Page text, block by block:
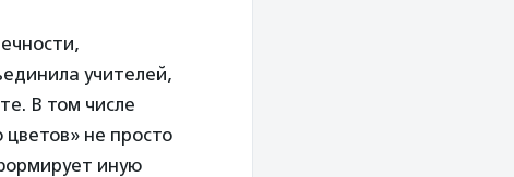
учителей,
В том числе
не просто
иную